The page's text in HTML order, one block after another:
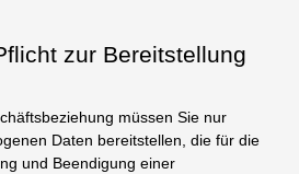
zur Bereitstellung
müssen Sie nur
Daten bereitstellen, die für die
und Beendigung einer